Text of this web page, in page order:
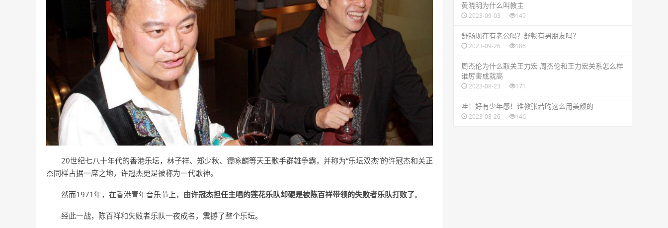
20世纪七八十年代的香港乐坛，林子祥、郑少秋、谭咏麟等天王歌手群雄争霸，并称为“乐坛双杰”的许冠杰和关正
杰同样占据一席之地，许冠杰更是被称为一代歌神。
然而1971年，在香港青年音乐节上， 由许冠杰担任主唱的莲花乐队却硬是被陈百祥带领的失败者乐队打败了。
经此一战，陈百祥和失败者乐队一夜成名，震撼了整个乐坛。
​黄晓明为什么叫教主
2023-09-03 149
​舒畅现在有老公吗？舒畅有男朋友吗？
2023-09-26 186
​周杰伦为什么取关王力宏 周杰伦和王力宏关系怎么样
谁厉害成就高
2023-08-23 171
​哇！好有少年感！谁教张若昀这么用美颜的
2023-08-26 146